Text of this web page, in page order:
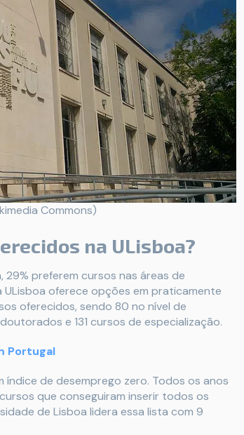
Commons)
na ULisboa?
preferem cursos nas áreas de
ULisboa oferece opções em praticamente
oferecidos, sendo 80 no nível de
e 131 cursos de especialização.
Portugal
índice de desemprego zero. Todos os anos
que conseguiram inserir todos os
de Lisboa lidera essa lista com 9